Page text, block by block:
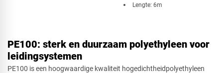
Lengte: 6m
PE100: sterk en duurzaam polyethyleen voor
leidingsystemen
PE100 is een hoogwaardige kwaliteit hogedichtheidpolyethyleen